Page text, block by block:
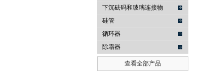
下沉砝码和玻璃连接物
硅管
循环器
除霜器
查看全部产品